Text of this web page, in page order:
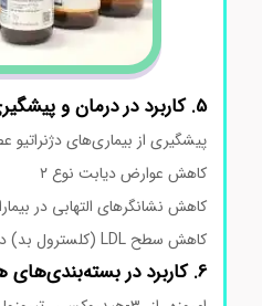
پیشگیری از بیماری‌های دژنراتیو
کاهش عوارض دیابت نوع ۲
کاهش نشانگرهای التهابی در
کاهش سطح LDL (کلسترول بد) در افراد مبتلا به هایپرلیپیدمی